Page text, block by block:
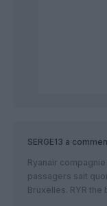
SERGE13 a
Ryanair
passagers sait
Bruxelles. RYR the